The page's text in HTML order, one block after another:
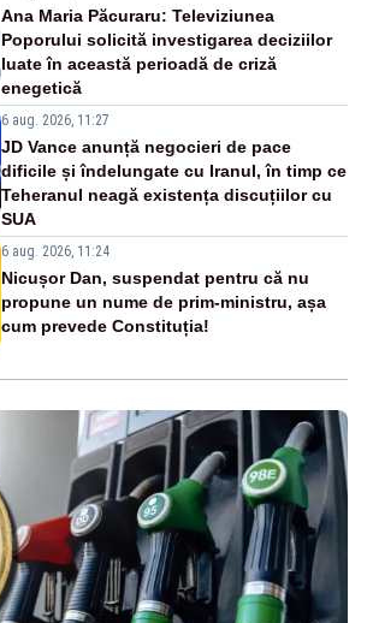
Ana Maria Păcuraru: Televiziunea
Poporului solicită investigarea deciziilor
luate în această perioadă de criză
enegetică
6 aug. 2026, 11:27
JD Vance anunță negocieri de pace
dificile și îndelungate cu Iranul, în timp ce
Teheranul neagă existența discuțiilor cu
SUA
6 aug. 2026, 11:24
Nicușor Dan, suspendat pentru că nu
propune un nume de prim-ministru, așa
cum prevede Constituția!